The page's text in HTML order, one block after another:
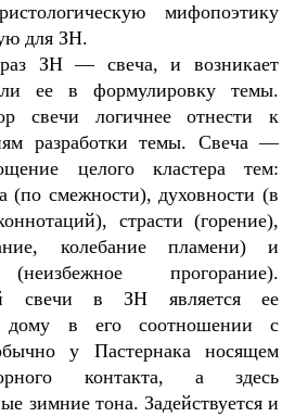
мифопоэтику
для ЗН.
ЗН — свеча, и возникает
ее в формулировку темы.
свечи логичнее отнести к
разработки темы. Свеча —
целого кластера тем:
(по смежности), духовности (в
страсти (горение),
колебание пламени) и
(неизбежное прогорание).
свечи в ЗН является ее
дому в его соотношении с
у Пастернака носящем
контакта, а здесь
зимние тона. Задействуется и